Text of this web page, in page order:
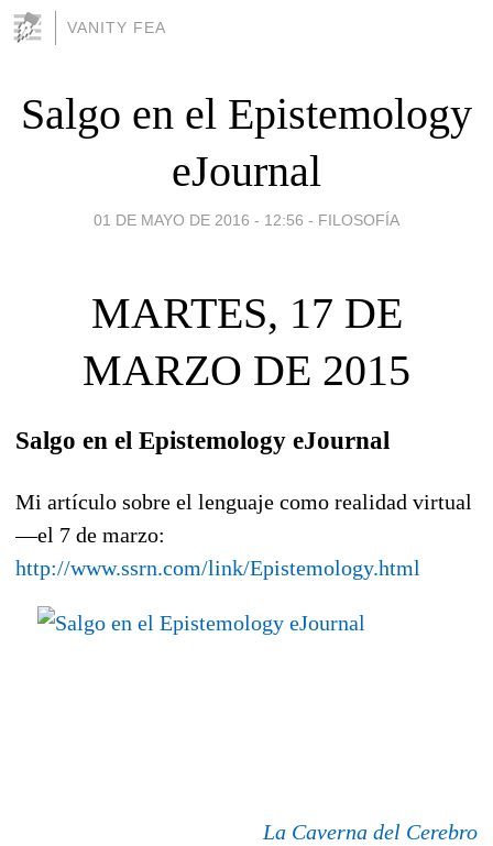
VANITY FEA
Salgo en el Epistemology
eJournal
01 DE MAYO DE 2016 - 12:56 - FILOSOFÍA
MARTES, 17 DE
MARZO DE 2015
Salgo en el Epistemology eJournal
Mi artículo sobre el lenguaje como realidad virtual
—el 7 de marzo:
http://www.ssrn.com/link/Epistemology.html
La Caverna del Cerebro